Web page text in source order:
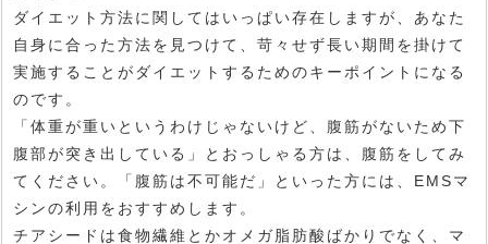
ダイエット方法に関してはいっぱい存在しますが、あなた
自身に合った方法を見つけて、苛々せず長い期間を掛けて
実施することがダイエットするためのキーポイントになる
のです。
「体重が重いというわけじゃないけど、腹筋がないため下
腹部が突き出している」とおっしゃる方は、腹筋をしてみ
てください。「腹筋は不可能だ」といった方には、EMSマ
シンの利用をおすすめします。
チアシードは食物繊維とかオメガ脂肪酸ばかりでなく、マ